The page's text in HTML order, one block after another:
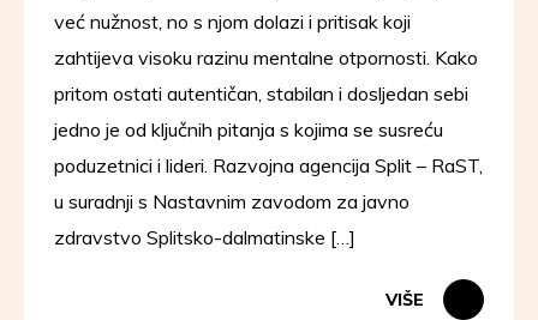
već nužnost, no s njom dolazi i pritisak koji
zahtijeva visoku razinu mentalne otpornosti. Kako
pritom ostati autentičan, stabilan i dosljedan sebi
jedno je od ključnih pitanja s kojima se susreću
poduzetnici i lideri. Razvojna agencija Split – RaST,
u suradnji s Nastavnim zavodom za javno
zdravstvo Splitsko-dalmatinske […]
VIŠE